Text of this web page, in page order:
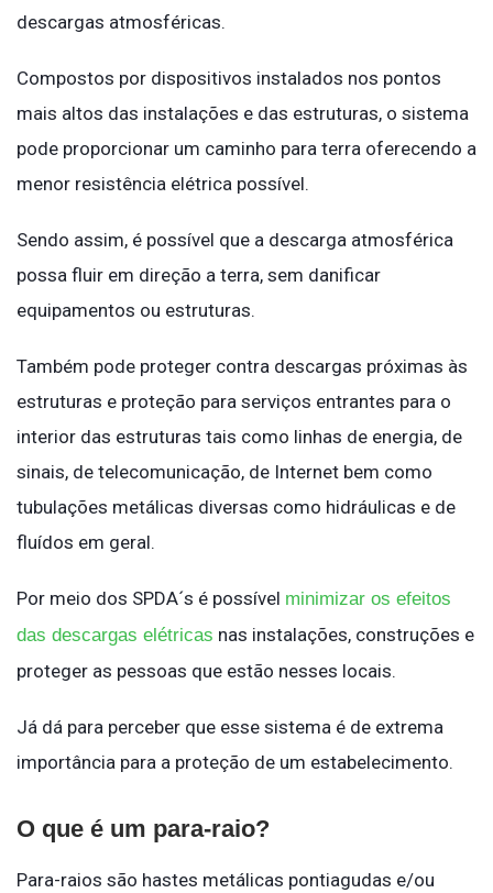
descargas atmosféricas.
Compostos por dispositivos instalados nos pontos
mais altos das instalações e das estruturas, o sistema
pode proporcionar um caminho para terra oferecendo a
menor resistência elétrica possível.
Sendo assim, é possível que a descarga atmosférica
possa fluir em direção a terra, sem danificar
equipamentos ou estruturas.
Também pode proteger contra descargas próximas às
estruturas e proteção para serviços entrantes para o
interior das estruturas tais como linhas de energia, de
sinais, de telecomunicação, de Internet bem como
tubulações metálicas diversas como hidráulicas e de
fluídos em geral.
Por meio dos SPDA´s é possível minimizar os efeitos
das descargas elétricas nas instalações, construções e
proteger as pessoas que estão nesses locais.
Já dá para perceber que esse sistema é de extrema
importância para a proteção de um estabelecimento.
O que é um para-raio?
Para-raios são hastes metálicas pontiagudas e/ou